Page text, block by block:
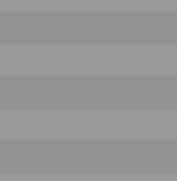
et des performances en terme de temps
tout sans droit à indemnités. L’utilisateur